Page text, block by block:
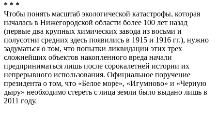
* * *
Чтобы понять масштаб экологической катастрофы, которая
началась в Нижегородской области более 100 лет назад
(первые два крупных химических завода из восьми и
полусотни средних здесь появились в 1915 и 1916 гг.), нужно
задуматься о том, что попытки ликвидации этих трех
сложнейших объектов накопленного вреда начали
предприниматься лишь после сорокалетней истории их
непрерывного использования. Официальное поручение
президента о том, что «Белое море», «Игумново» и «Черную
дыру» необходимо стереть с лица земли было выдано лишь в
2011 году.